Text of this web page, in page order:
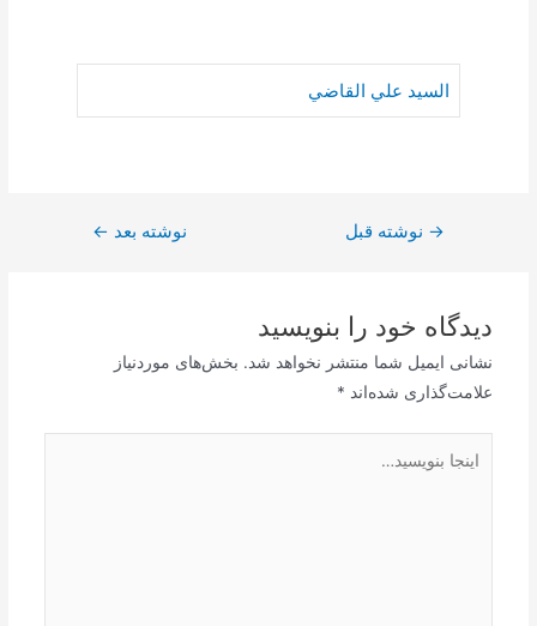
السيد علي القاضي
راهبری
→ نوشته قبل نوشته بعد ←
دیدگاه‌ خود را بنویسید
نشانی ایمیل شما منتشر نخواهد شد. بخش‌های موردنیاز
علامت‌گذاری شده‌اند *
بنویسید…